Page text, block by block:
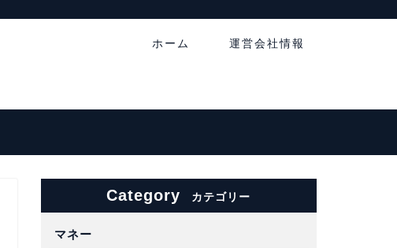
ホーム 運営会社情報
Category カテゴリー
マネー